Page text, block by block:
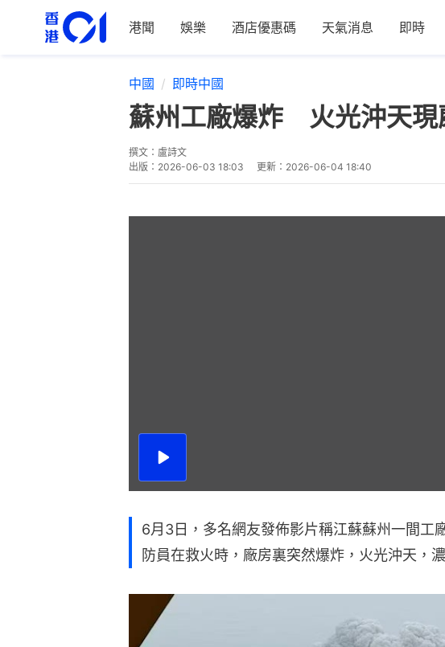
港聞 娛樂 酒店優惠碼 天氣消息 即時
中國 即時中國
蘇州工廠爆炸 火光沖天
撰文： 盧詩文
出版： 2026-06-03 18:03 更新： 2026-06-04 18:40
播
6月3日，多名網友發佈影片稱江蘇蘇州一間工
防員在救火時，廠房裏突然爆炸，火光沖天，